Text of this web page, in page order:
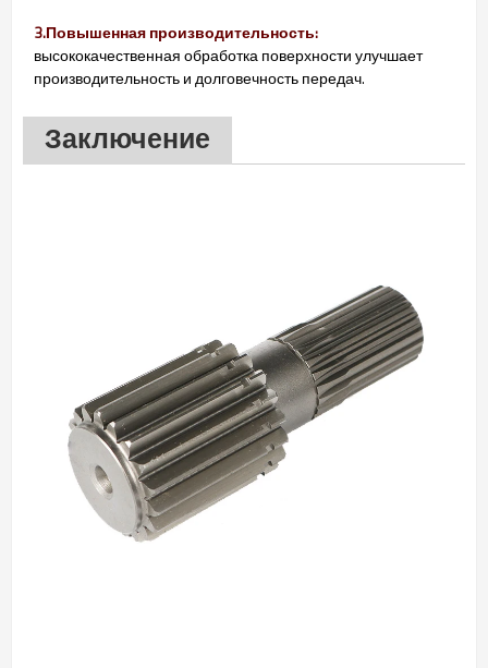
3.Повышенная производительность:
высококачественная обработка поверхности улучшает
производительность и долговечность передач.
Заключение